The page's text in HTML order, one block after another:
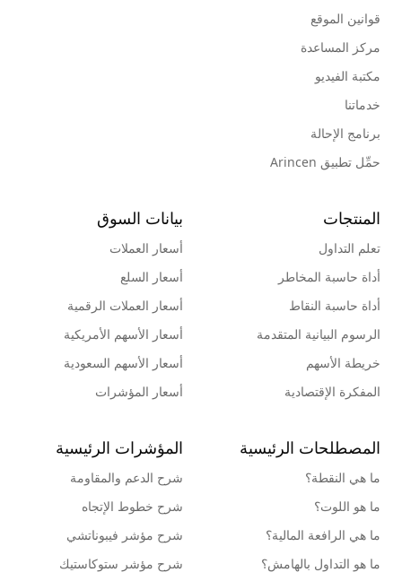
قوانين الموقع
مركز المساعدة
مكتبة الفيديو
خدماتنا
برنامج الإحالة
حمِّل تطبيق Arincen
المنتجات
تعلم التداول
أداة حاسبة المخاطر
أداة حاسبة النقاط
الرسوم البيانية المتقدمة
خريطة الأسهم
المفكرة الإقتصادية
بيانات السوق
أسعار العملات
أسعار السلع
أسعار العملات الرقمية
أسعار الأسهم الأمريكية
أسعار الأسهم السعودية
أسعار المؤشرات
المصطلحات الرئيسية
ما هي النقطة؟
ما هو اللوت؟
ما هي الرافعة المالية؟
ما هو التداول بالهامش؟
المؤشرات الرئيسية
شرح الدعم والمقاومة
شرح خطوط الإتجاه
شرح مؤشر فيبوناتشي
شرح مؤشر ستوكاستيك